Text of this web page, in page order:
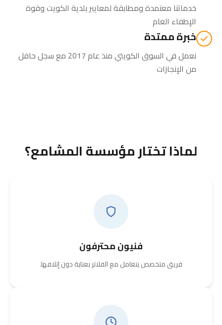
خدماتنا معتمدة ومطابقة لمعايير بلدية الكويت وقوة
الإطفاء العام
خبرة ممتدة
نعمل في السوق الكويتي منذ عام 2017 مع سجل حافل
من الإنجازات
لماذا تختار مؤسسة المشامع؟
فنيون محترفون
فريق متخصص يتعامل مع الفلاتر بعناية دون إتلافها.